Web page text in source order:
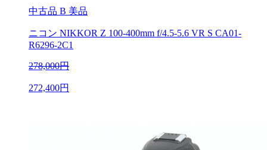
中古品 B 美品
ニコン NIKKOR Z 100-400mm f/4.5-5.6 VR S CA01-
R6296-2C1
278,000円
272,400円